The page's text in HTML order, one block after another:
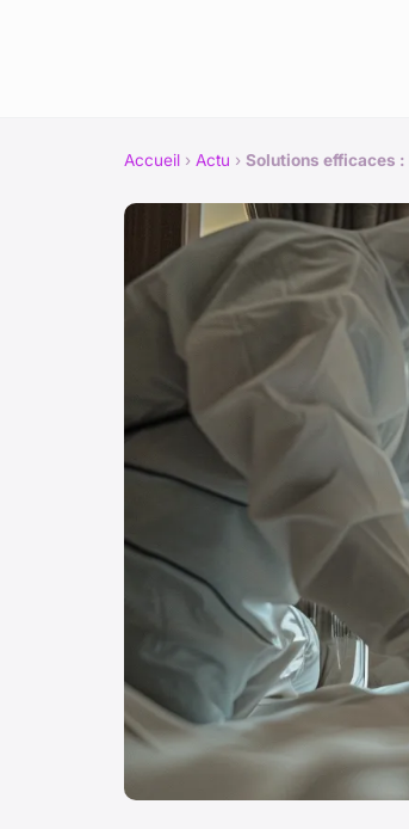
Accueil › Actu › Solutions efficaces